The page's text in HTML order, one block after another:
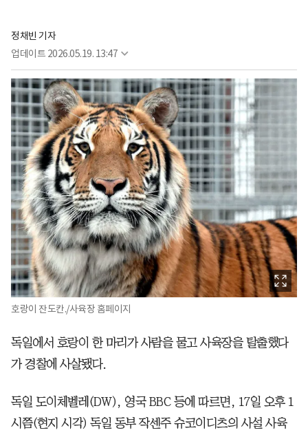
정채빈 기자
업데이트 2026.05.19. 13:47
호랑이 잔도칸./사육장 홈페이지
독일에서 호랑이 한 마리가 사람을 물고 사육장을 탈출했다
가 경찰에 사살됐다.
독일 도이체벨레(DW), 영국 BBC 등에 따르면, 17일 오후 1
시쯤(현지 시각) 독일 동부 작센주 슈코이디츠의 사설 사육